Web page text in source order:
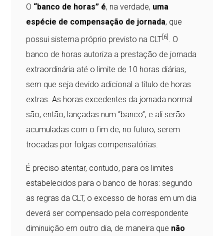
O “banco de horas” é, na verdade, uma
espécie de compensação de jornada, que
possui sistema próprio previsto na CLT [6] . O
banco de horas autoriza a prestação de jornada
extraordinária até o limite de 10 horas diárias,
sem que seja devido adicional a título de horas
extras. As horas excedentes da jornada normal
são, então, lançadas num “banco”, e ali serão
acumuladas com o fim de, no futuro, serem
trocadas por folgas compensatórias.
É preciso atentar, contudo, para os limites
estabelecidos para o banco de horas: segundo
as regras da CLT, o excesso de horas em um dia
deverá ser compensado pela correspondente
diminuição em outro dia, de maneira que não